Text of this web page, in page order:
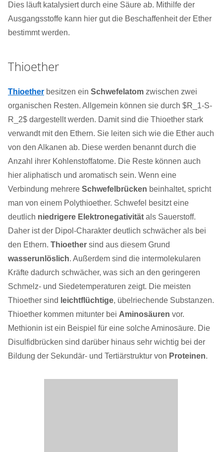
Dies läuft katalysiert durch eine Säure ab. Mithilfe der
Ausgangsstoffe kann hier gut die Beschaffenheit der Ether
bestimmt werden.
Thioether
Thioether besitzen ein Schwefelatom zwischen zwei
organischen Resten. Allgemein können sie durch $R_1-S-
R_2$ dargestellt werden. Damit sind die Thioether stark
verwandt mit den Ethern. Sie leiten sich wie die Ether auch
von den Alkanen ab. Diese werden benannt durch die
Anzahl ihrer Kohlenstoffatome. Die Reste können auch
hier aliphatisch und aromatisch sein. Wenn eine
Verbindung mehrere Schwefelbrücken beinhaltet, spricht
man von einem Polythioether. Schwefel besitzt eine
deutlich niedrigere Elektronegativität als Sauerstoff.
Daher ist der Dipol-Charakter deutlich schwächer als bei
den Ethern. Thioether sind aus diesem Grund
wasserunlöslich. Außerdem sind die intermolekularen
Kräfte dadurch schwächer, was sich an den geringeren
Schmelz- und Siedetemperaturen zeigt. Die meisten
Thioether sind leichtflüchtige, übelriechende Substanzen.
Thioether kommen mitunter bei Aminosäuren vor.
Methionin ist ein Beispiel für eine solche Aminosäure. Die
Disulfidbrücken sind darüber hinaus sehr wichtig bei der
Bildung der Sekundär- und Tertiärstruktur von Proteinen.